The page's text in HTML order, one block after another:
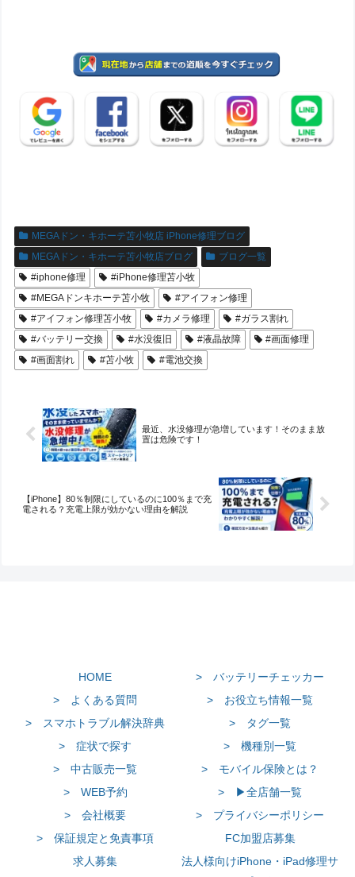
MEGAドン・キホーテ苫小牧店 iPhone修理ブログ
MEGAドン・キホーテ苫小牧店ブログ
ブログ一覧
#iphone修理
#iPhone修理苫小牧
#MEGAドンキホーテ苫小牧
#アイフォン修理
#アイフォン修理苫小牧
#カメラ修理
#ガラス割れ
#バッテリー交換
#水没復旧 #液晶故障
#画面修理
#画面割れ
#苫小牧 #電池交換
最近、水没修理が急増しています！そのまま放
置は危険です！
【iPhone】80％制限にしているのに100％まで充
電される？充電上限が効かない理由を解説
HOME
> バッテリーチェッカー
> よくある質問
> お役立ち情報一覧
> スマホトラブル解決辞典
> タグ一覧
> 症状で探す
> 機種別一覧
> 中古販売一覧
> モバイル保険とは？
> WEB予約
> ▶全店舗一覧
> 会社概要
> プライバシーポリシー
> 保証規定と免責事項
FC加盟店募集
求人募集
法人様向けiPhone・iPad修理サ